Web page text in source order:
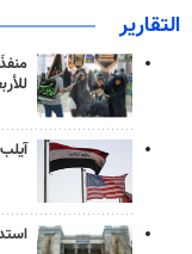
التقارير